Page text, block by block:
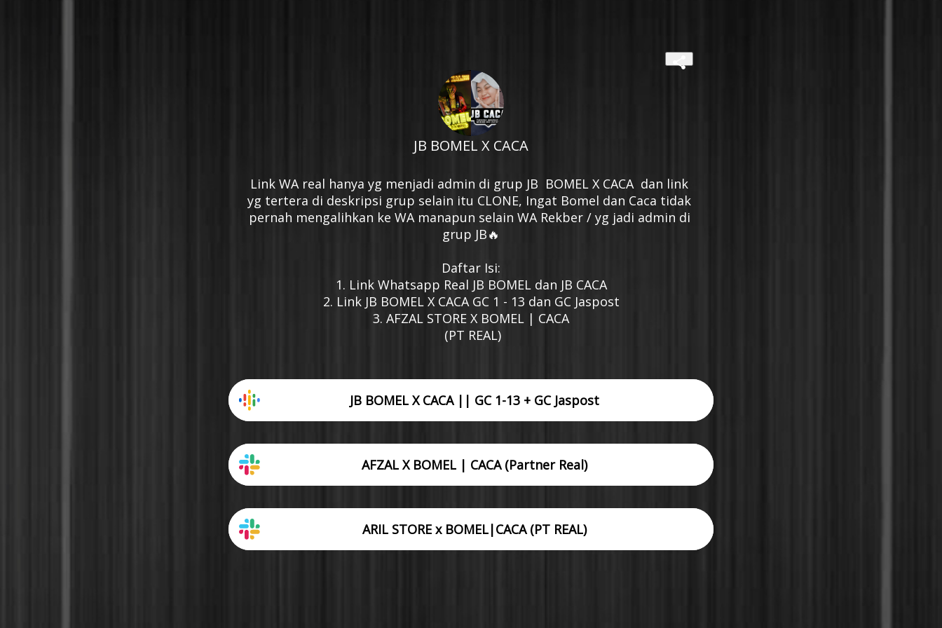
JB BOMEL X CACA
Link WA real hanya yg menjadi admin di grup JB  BOMEL X CACA  dan link
yg tertera di deskripsi grup selain itu CLONE, Ingat Bomel dan Caca tidak
pernah mengalihkan ke WA manapun selain WA Rekber / yg jadi admin di
grup JB🔥
Daftar Isi:
1. Link Whatsapp Real JB BOMEL dan JB CACA
2. Link JB BOMEL X CACA GC 1 - 13 dan GC Jaspost
3. AFZAL STORE X BOMEL | CACA
(PT REAL)
JB BOMEL X CACA || GC 1-13 + GC Jaspost
AFZAL X BOMEL | CACA (Partner Real)
ARIL STORE x BOMEL|CACA (PT REAL)